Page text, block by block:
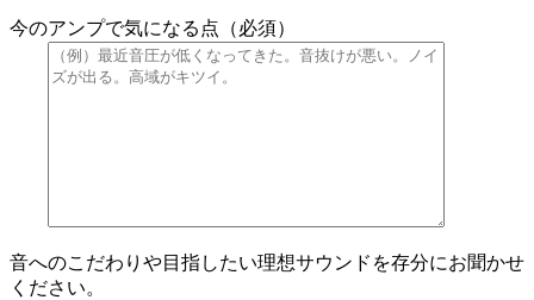
今のアンプで気になる点（必須）
音へのこだわりや目指したい理想サウンドを存分にお聞かせ
ください。